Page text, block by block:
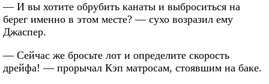
— И вы хотите обрубить канаты и выброситься на
берег именно в этом месте? — сухо возразил ему
Джаспер.
— Сейчас же бросьте лот и определите скорость
дрейфа! — прорычал Кэп матросам, стоявшим на баке.